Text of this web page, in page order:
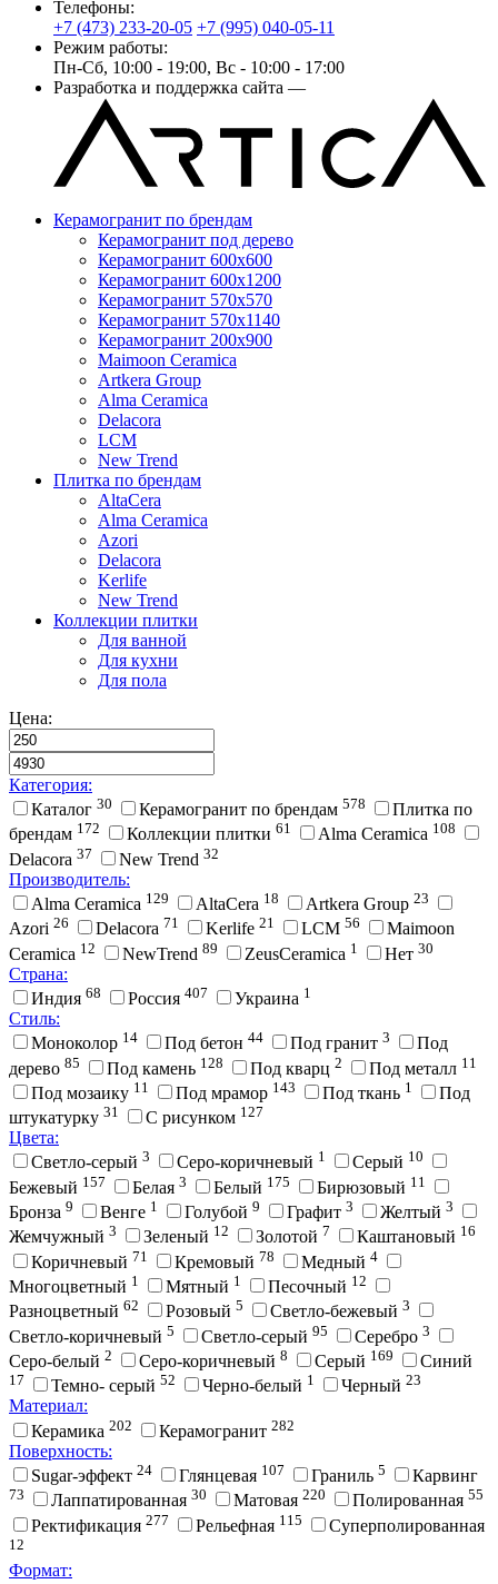
Телефоны:
+7 (473) 233-20-05 +7 (995) 040-05-11
Режим работы:
Пн-Сб, 10:00 - 19:00, Вс - 10:00 - 17:00
Разработка и поддержка сайта —
Керамогранит по брендам
Керамогранит под дерево
Керамогранит 600x600
Керамогранит 600x1200
Керамогранит 570x570
Керамогранит 570x1140
Керамогранит 200x900
Maimoon Ceramica
Artkera Group
Alma Ceramica
Delacora
LCM
New Trend
Плитка по брендам
AltaCera
Аlma Ceramica
Azori
Delacora
Kerlife
New Trend
Коллекции плитки
Для ванной
Для кухни
Для пола
Цена:
Категория:
Каталог 30 Керамогранит по брендам 578
Плитка по
брендам 172 Коллекции плитки 61 Alma Ceramica 108
Delacora 37 New Trend 32
Производитель:
Alma Ceramica 129 AltaCera 18 Artkera Group 23
Azori 26 Delacora 71 Kerlife 21 LCM 56
Maimoon
Ceramica 12 NewTrend 89 ZeusCeramica 1 Нет 30
Страна:
Индия 68 Россия 407 Украина 1
Стиль:
Моноколор 14 Под бетон 44 Под гранит 3
Под
дерево 85 Под камень 128 Под кварц 2 Под металл 11
Под мозаику 11 Под мрамор 143 Под ткань 1
Под
штукатурку 31 С рисунком 127
Цвета:
Cветло-серый 3 Cеро-коричневый 1 Cерый 10
Бежевый 157 Белая 3 Белый 175 Бирюзовый 11
Бронза 9 Венге 1 Голубой 9 Графит 3 Желтый 3
Жемчужный 3 Зеленый 12 Золотой 7 Каштановый 16
Коричневый 71 Кремовый 78 Медный 4
Многоцветный 1 Мятный 1 Песочный 12
Разноцветный 62 Розовый 5 Светло-бежевый 3
Светло-коричневый 5 Светло-серый 95 Серебро 3
Серо-белый 2 Серо-коричневый 8 Серый 169 Синий
17 Темно- серый 52 Черно-белый 1 Черный 23
Материал:
Керамика 202 Керамогранит 282
Поверхность:
Sugar-эффект 24 Глянцевая 107 Граниль 5 Карвинг
73 Лаппатированная 30 Матовая 220 Полированная 55
Ректификация 277 Рельефная 115 Суперполированная
12
Формат: